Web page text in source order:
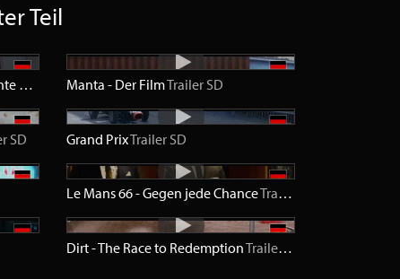
Teil
Ein toller Käfer in der Rallye Monte Carlo TrailerSD
Manta - Der FilmTrailer SD
SD Grand PrixTrailer SD
Le Mans 66 - Gegen jede ChanceTrailer
Dirt - The Race to RedemptionTrailer SD